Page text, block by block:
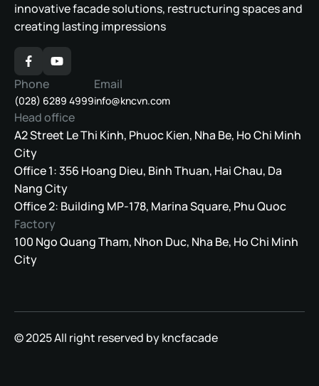
innovative facade solutions, restructuring spaces and
creating lasting impressions
Phone
(028) 6289 4999
Email
info@kncvn.com
Head office
A2 Street Le Thi Kinh, Phuoc Kien, Nha Be, Ho Chi Minh
City
Office 1: 356 Hoang Dieu, Binh Thuan, Hai Chau, Da
Nang City
Office 2: Building MP-178, Marina Square, Phu Quoc
Factory
100 Ngo Quang Tham, Nhon Duc, Nha Be, Ho Chi Minh
City
© 2025 All right reserved by kncfacade